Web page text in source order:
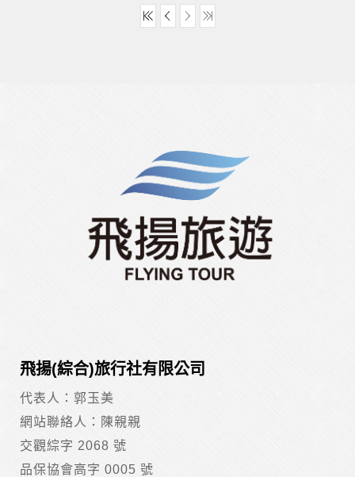
飛揚(綜合)旅行社有限公司
代表人：郭玉美
網站聯絡人：陳親親
交觀綜字 2068 號
品保協會高字 0005 號